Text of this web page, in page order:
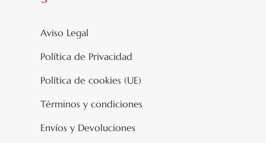
Aviso Legal
Política de Privacidad
Política de cookies (UE)
Términos y condiciones
Envíos y Devoluciones